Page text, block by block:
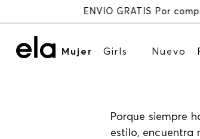
Mujer Girls Nuevo
Porque siempre
estilo, encuentra